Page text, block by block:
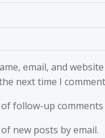
email, and
next time I
follow-up comments
new posts by email.